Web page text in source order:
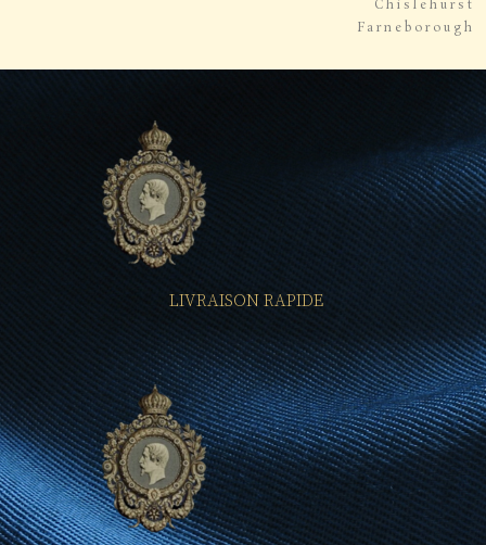
Chislehurst
Farneborough
LIVRAISON RAPIDE